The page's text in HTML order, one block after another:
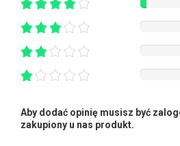
Aby dodać opinię musisz być
zakupiony u nas produkt.